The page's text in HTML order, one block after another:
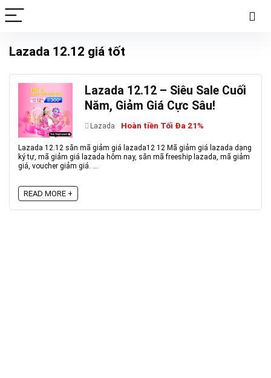
Lazada 12.12 giá tốt
Lazada 12.12 – Siêu Sale Cuối
Năm, Giảm Giá Cực Sâu!
Lazada Hoàn tiền Tối Đa 21%
Lazada 12.12 săn mã giảm giá lazada12 12 Mã giảm giá lazada dạng
ký tự, mã giảm giá lazada hôm nay, săn mã freeship lazada, mã giảm
giá, voucher giảm giá. ...
READ MORE +